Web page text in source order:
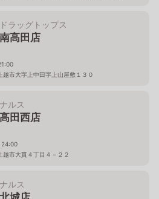
ドラッグトップス
南高田店
越市大字上中田字上山屋敷１３０
ナルス
高田西店
24:00
越市大貫４丁目４－２２
ナルス